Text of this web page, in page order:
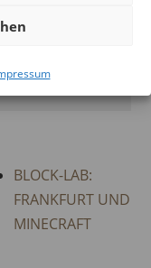
BLOCK-LAB:
FRANKFURT UND
MINECRAFT